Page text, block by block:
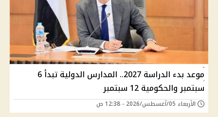
موعد بدء الدراسة 2027.. المدارس الدولية تبدأ 6
سبتمبر والحكومية 12 سبتمبر
الأربعاء 05/أغسطس/2026 - 12:38 ص